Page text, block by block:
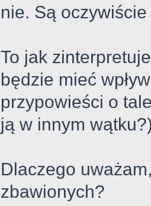
nie. Są
To jak
będzie mieć
przypowieści o
ją w innym
Dlaczego
zbawionych?